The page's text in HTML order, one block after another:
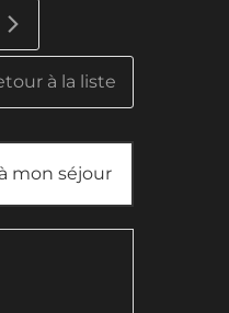
à la liste
mon séjour